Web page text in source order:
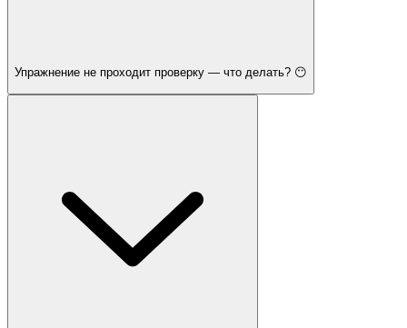
Упражнение не проходит проверку — что делать? 😶